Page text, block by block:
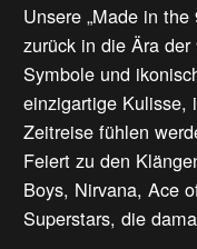
Unsere „Made in
zurück in die Ära
Symbole und
einzigartige Kulisse,
Zeitreise fühlen
Feiert zu den
Boys, Nirvana, Ace
Superstars, die